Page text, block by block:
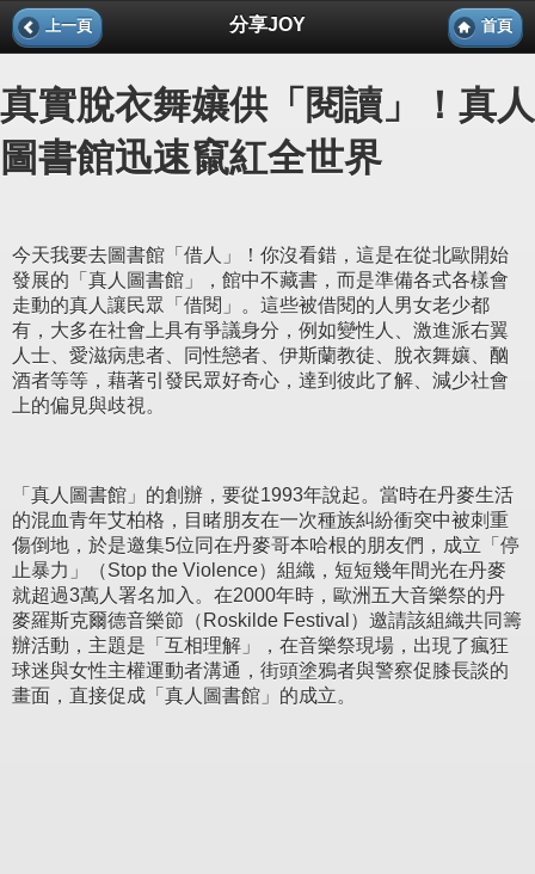
上一頁 分享JOY 首頁
真實脫衣舞孃供「閱讀」！真人
圖書館迅速竄紅全世界
今天我要去圖書館「借人」！你沒看錯，這是在從北歐開始
發展的「真人圖書館」，館中不藏書，而是準備各式各樣會
走動的真人讓民眾「借閱」。這些被借閱的人男女老少都
有，大多在社會上具有爭議身分，例如變性人、激進派右翼
人士、愛滋病患者、同性戀者、伊斯蘭教徒、脫衣舞孃、酗
酒者等等，藉著引發民眾好奇心，達到彼此了解、減少社會
上的偏見與歧視。
「真人圖書館」的創辦，要從1993年說起。當時在丹麥生活
的混血青年艾柏格，目睹朋友在一次種族糾紛衝突中被刺重
傷倒地，於是邀集5位同在丹麥哥本哈根的朋友們，成立「停
止暴力」（Stop the Violence）組織，短短幾年間光在丹麥
就超過3萬人署名加入。在2000年時，歐洲五大音樂祭的丹
麥羅斯克爾德音樂節（Roskilde Festival）邀請該組織共同籌
辦活動，主題是「互相理解」，在音樂祭現場，出現了瘋狂
球迷與女性主權運動者溝通，街頭塗鴉者與警察促膝長談的
畫面，直接促成「真人圖書館」的成立。